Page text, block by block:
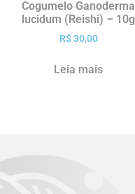
Cogumelo Ganoderma
lucidum (Reishi) – 10g
R$30,00
Leia mais